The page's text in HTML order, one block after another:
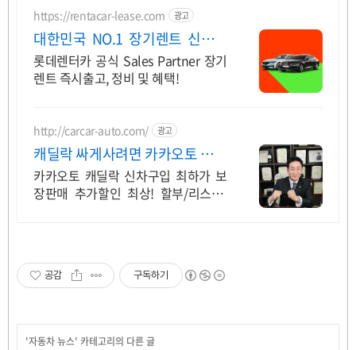
https://rentacar-lease.com 광고
대한민국 NO.1 장기렌트 신차를
구매하는 완벽한 방법
롯데렌터카 공식 Sales Partner 장기
렌트 즉시출고, 정비 및 혜택!
http://carcar-auto.com/ 광고
캐딜락 싸게사려면 카카오토 수입
차 최대 30% 할인
카카오토 캐딜락 신차구입 최하가 보
장판매 추가할인 최상! 할부/리스/장
공감 구독하기
'자동차 뉴스' 카테고리의 다른 글